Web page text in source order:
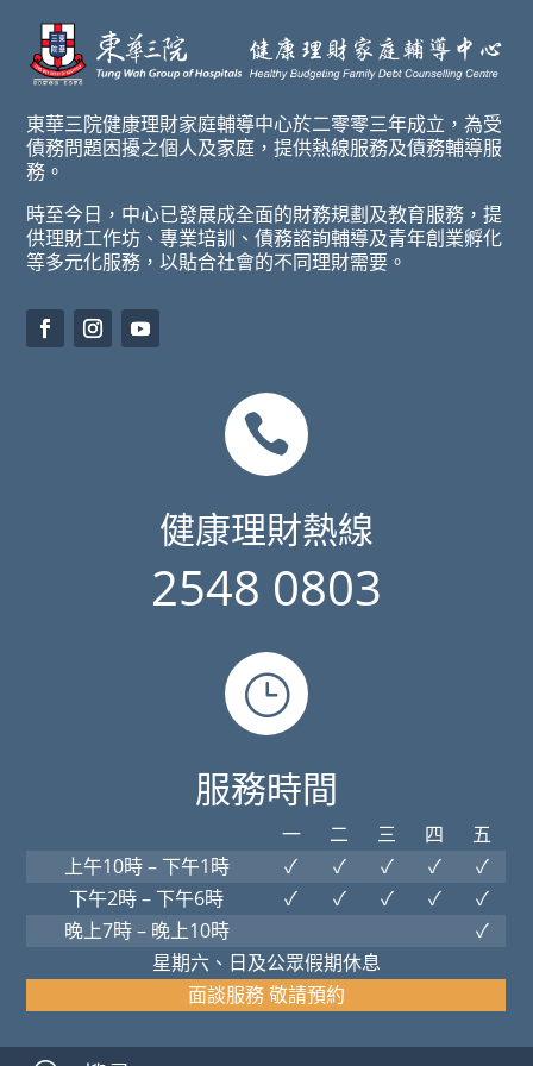
東華三院健康理財家庭輔導中心於二零零三年成立，為受
債務問題困擾之個人及家庭，提供熱線服務及債務輔導服
務。
時至今日，中心已發展成全面的財務規劃及教育服務，提
供理財工作坊、專業培訓、債務諮詢輔導及青年創業孵化
等多元化服務，以貼合社會的不同理財需要。

健康理財熱線
2548 0803
}
服務時間
一 二 三 四
五
上午10時 – 下午1時
✓ ✓ ✓ ✓
✓
下午2時 – 下午6時
✓ ✓ ✓ ✓
✓
晚上7時 – 晚上10時
✓
星期六、日及公眾假期休息
面談服務 敬請預約